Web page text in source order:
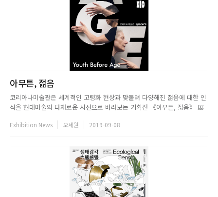
아무튼, 젊음
코리아나미술관은 세계적인 고령화 현상과 맞물려 다양해진 젊음에 대한 인
식을 현대미술의 다채로운 시선으로 바라보는 기획전 《아무튼, 젊음》 展
를 향한 갈망과 강박이 교차하는 모습들을 보여주고, 나이 듦과연결지어젊음
Exhibition News 오세원 2019-09-08